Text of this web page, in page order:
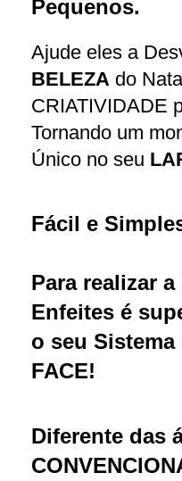
Pequenos.
Ajude eles a
BELEZA do
CRIATIVIDADE
Tornando um
Único no seu
Fácil e
Para realizar
Enfeites é
o seu Sistema
FACE!
Diferente das